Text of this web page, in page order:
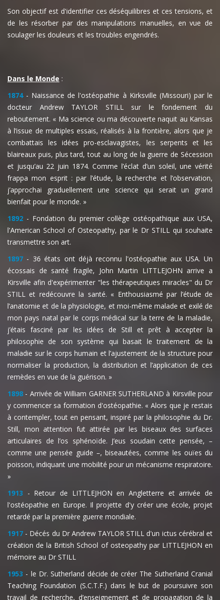
Son objectif est d'identifier ces déséquilibres et ces tensions, et
de les résorber par des manipulations manuelles, en vue de
soulager les douleurs et les troubles engendrés.
Dans le Monde :
1874- Naissance de l'ostéopathie à Kirksville (Missouri) par le
docteur Andrew TAYLOR STILL sur le fondement du
reboutement. « Ma science ou ma découverte naquit au Kansas
à l’issue de multiples essais, réalisés à la frontière, alors que je
combattais les idées pro-esclavagistes, les serpents et les
blaireaux puis, plus tard, tout au long de la guerre de Sécession
et jusqu’au 22 juin 1874. Comme l’éclat d’un soleil, une vérité
frappa mon esprit : par l’étude, la recherche et l’observation,
j’approchai graduellement une science qui serait un grand
bienfait pour le monde. »
1892 - Fondation du premier collège ostéopathique aux USA,
l'American School of Osteopathy, par le Dr STILL qui souhaite
transmettre son art.
1897 - 36 états ont déjà reconnu l'ostéopathie aux USA. Un
écossais de santé fragile, John Martin LITTLEJOHN arrive a
Kirsville afin d'expérimenter "les thérapeutiques miracles" du Dr
STILL et redécouvre la santé. « Enthousiasmé par l’étude de
l’anatomie et de la physiologie, et moi-même malade et exilé de
mon pays natal par le corps médical sur la terre de la maladie,
j’étais fasciné par les idées de Still et prêt à accepter la
philosophie de son système qui basait le traitement de la
maladie sur le corps humain et l’ajustement de la structure pour
normaliser la production, la distribution et l’application de ces
remèdes en vue de la guérison. »
1898 - Arrivée de William GARNER SUTHERLAND à Kirsville pour
y commencer sa formation d'ostéopathie. « Alors que je restais
à contempler, tout en pensant, inspiré par la philosophie du Dr.
Still, mon attention fut attirée par les biseaux des surfaces
articulaires de l’os sphénoïde. J’eus soudain cette pensée, –
comme une pensée guide –, biseautées, comme les ouïes du
poisson, indiquant une mobilité pour un mécanisme respiratoire.
»
1913 - Retour de LITTLEJHON en Angletterre et arrivée de
l'ostéopathie en Europe. Il projette d'y créer une école, projet
retardé par la première guerre mondiale.
1917 - Décés du Dr Andrew TAYLOR STILL d'un ictus cérébral et
création de la British School of osteopathy par LITTLEJHON en
mémoire au Dr STILL
1953 - le Dr. Sutherland décide de créer The Sutherland Cranial
Teaching Foundation (S.C.T.F.) dans le but de poursuivre son
travail de recherche, d’enseignement et de propagation de la